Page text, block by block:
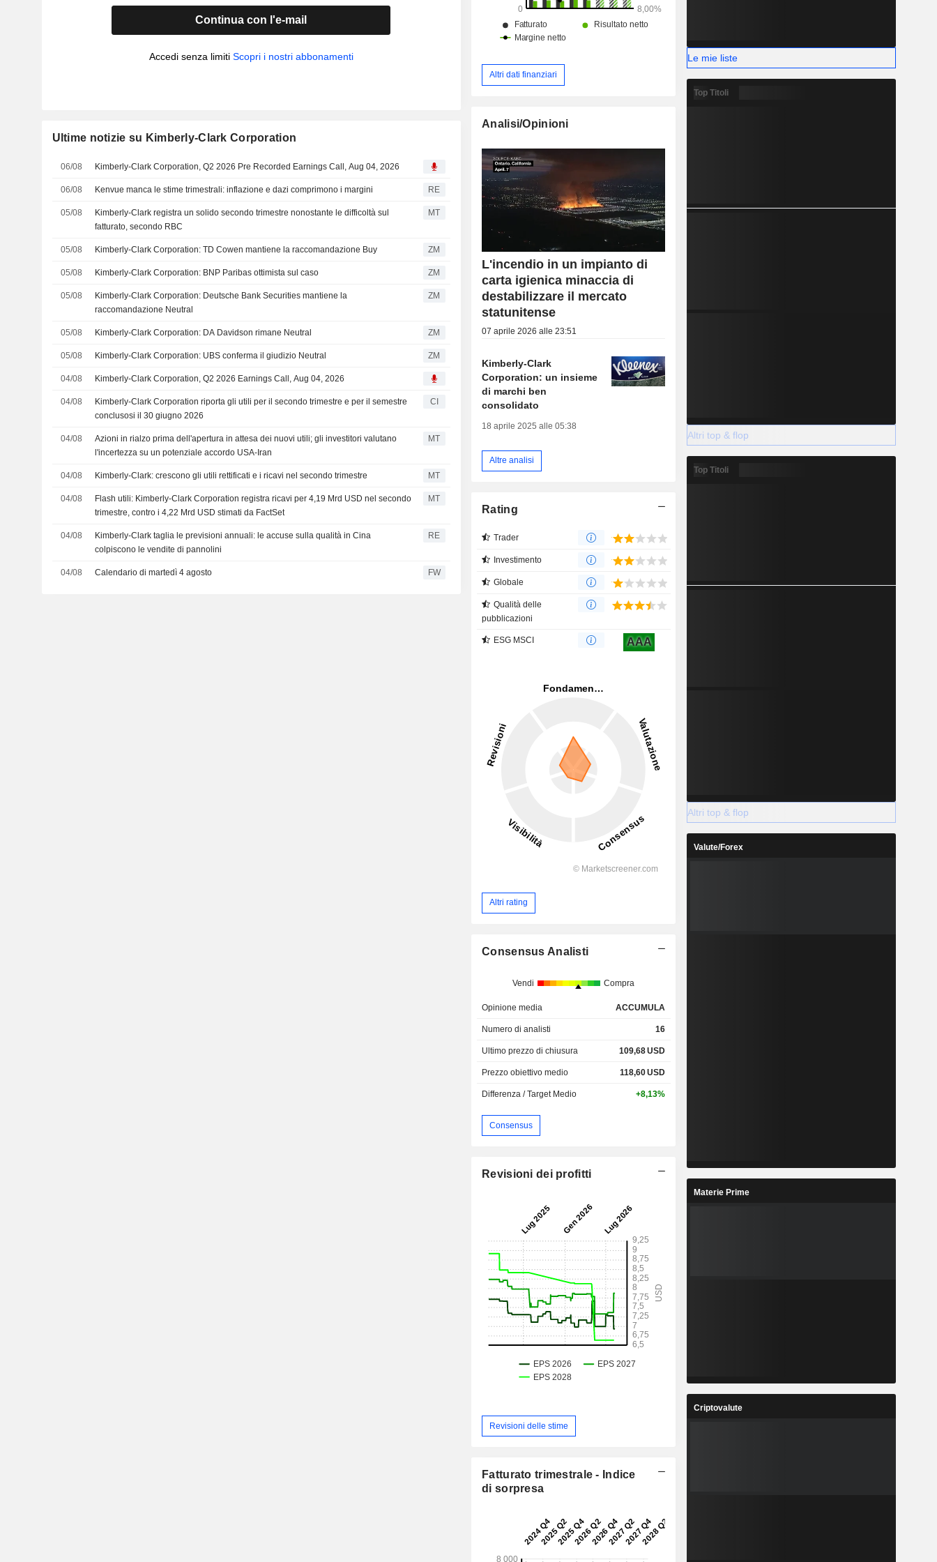
Continua con l'e-mail
Accedi senza limiti Scopri i nostri abbonamenti
Ultime notizie su Kimberly-Clark Corporation
06/08 Kimberly-Clark Corporation, Q2 2026 Pre Recorded Earnings Call, Aug 04, 2026
06/08 Kenvue manca le stime trimestrali: inflazione e dazi comprimono i margini RE
05/08
Kimberly-Clark registra un solido secondo trimestre nonostante le difficoltà sul
fatturato, secondo RBC
MT
05/08 Kimberly-Clark Corporation: TD Cowen mantiene la raccomandazione Buy ZM
05/08 Kimberly-Clark Corporation: BNP Paribas ottimista sul caso ZM
05/08
Kimberly-Clark Corporation: Deutsche Bank Securities mantiene la
raccomandazione Neutral
ZM
05/08 Kimberly-Clark Corporation: DA Davidson rimane Neutral ZM
05/08 Kimberly-Clark Corporation: UBS conferma il giudizio Neutral ZM
04/08 Kimberly-Clark Corporation, Q2 2026 Earnings Call, Aug 04, 2026
04/08
Kimberly-Clark Corporation riporta gli utili per il secondo trimestre e per il semestre
conclusosi il 30 giugno 2026
CI
04/08
Azioni in rialzo prima dell'apertura in attesa dei nuovi utili; gli investitori valutano
l'incertezza su un potenziale accordo USA-Iran
MT
04/08 Kimberly-Clark: crescono gli utili rettificati e i ricavi nel secondo trimestre MT
04/08
Flash utili: Kimberly-Clark Corporation registra ricavi per 4,19 Mrd USD nel secondo
trimestre, contro i 4,22 Mrd USD stimati da FactSet
MT
04/08
Kimberly-Clark taglia le previsioni annuali: le accuse sulla qualità in Cina
colpiscono le vendite di pannolini
RE
04/08 Calendario di martedì 4 agosto FW
Altri dati finanziari
Analisi/Opinioni
L'incendio in un impianto di
carta igienica minaccia di
destabilizzare il mercato
statunitense
07 aprile 2026 alle 23:51
Kimberly-Clark
Corporation: un insieme
di marchi ben
consolidato
18 aprile 2025 alle 05:38
Altre analisi
Rating
Trader
Investimento
Globale
Qualità delle
pubblicazioni
ESG MSCI AAA
Altri rating
Consensus Analisti
Vendi Compra
Opinione media ACCUMULA
Numero di analisti 16
Ultimo prezzo di chiusura 109,68USD
Prezzo obiettivo medio 118,60USD
Differenza / Target Medio +8,13%
Consensus
Revisioni dei profitti
Revisioni delle stime
Fatturato trimestrale - Indice
di sorpresa
Le mie liste
Top Titoli
Altri top & flop
Top Titoli
Altri top & flop
Valute/Forex
Materie Prime
Criptovalute